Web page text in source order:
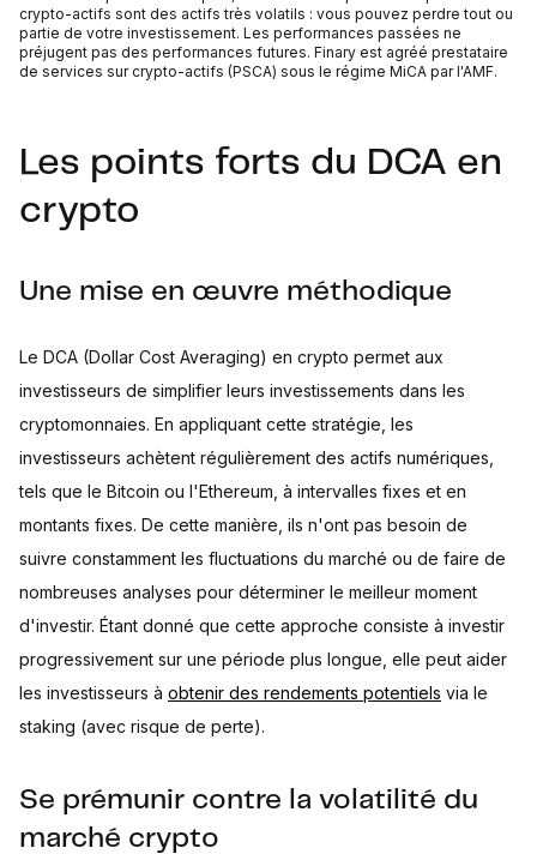
crypto-actifs sont des actifs très volatils : vous pouvez perdre tout ou
partie de votre investissement. Les performances passées ne
préjugent pas des performances futures. Finary est agréé prestataire
de services sur crypto-actifs (PSCA) sous le régime MiCA par l'AMF.
Les points forts du DCA en
crypto
Une mise en œuvre méthodique
Le DCA (Dollar Cost Averaging) en crypto permet aux
investisseurs de simplifier leurs investissements dans les
cryptomonnaies. En appliquant cette stratégie, les
investisseurs achètent régulièrement des actifs numériques,
tels que le Bitcoin ou l'Ethereum, à intervalles fixes et en
montants fixes. De cette manière, ils n'ont pas besoin de
suivre constamment les fluctuations du marché ou de faire de
nombreuses analyses pour déterminer le meilleur moment
d'investir. Étant donné que cette approche consiste à investir
progressivement sur une période plus longue, elle peut aider
les investisseurs à obtenir des rendements potentiels via le
staking (avec risque de perte).
Se prémunir contre la volatilité du
marché crypto